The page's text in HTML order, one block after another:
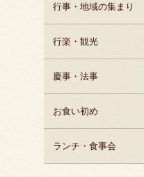
選
ぶ
行事・地域の集まり
行楽・観光
慶事・法事
お食い初め
ランチ・食事会